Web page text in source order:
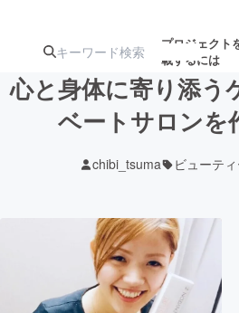
プロジェクト
載するには
ターン
ジェクト
ロ
アート・写真
テクノロジー・ガジェット
心と身体に寄り添う
ベートサロンを
chibi_tsuma ビューテ